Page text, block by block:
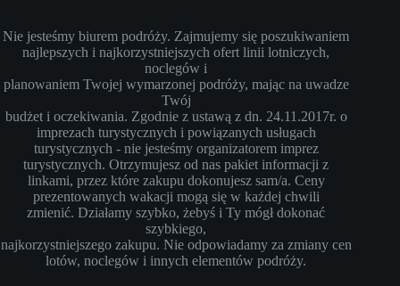
Nie jesteśmy biurem podróży. Zajmujemy się poszukiwaniem
najlepszych i najkorzystniejszych ofert linii lotniczych,
noclegów i
planowaniem Twojej wymarzonej podróży, mając na uwadze
Twój
budżet i oczekiwania. Zgodnie z ustawą z dn. 24.11.2017r. o
imprezach turystycznych i powiązanych usługach
turystycznych - nie jesteśmy organizatorem imprez
turystycznych. Otrzymujesz od nas pakiet informacji z
linkami, przez które zakupu dokonujesz sam/a. Ceny
prezentowanych wakacji mogą się w każdej chwili
zmienić. Działamy szybko, żebyś i Ty mógł dokonać
szybkiego,
najkorzystniejszego zakupu. Nie odpowiadamy za zmiany cen
lotów, noclegów i innych elementów podróży.